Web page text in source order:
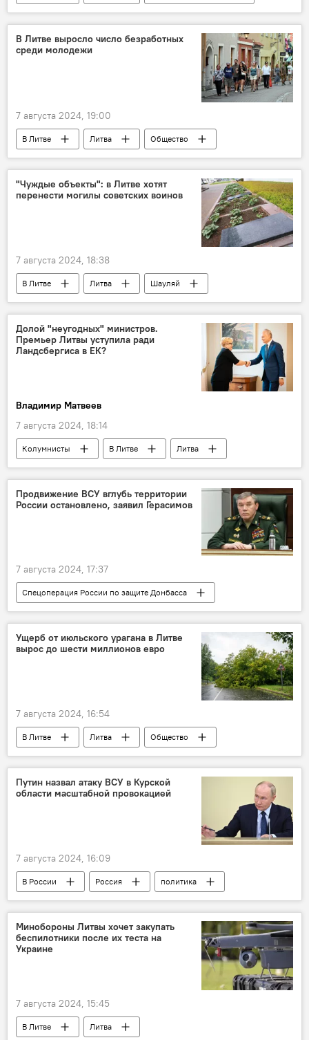
Минобороны Литвы
дрон
беспилотник
Общество
армия Литвы
В Литве выросло число безработных
среди молодежи
7 августа 2024, 19:00
В Литве Литва
Общество
общество
безработица
безработные
экономика
Экономика
"Чуждые объекты": в Литве хотят
перенести могилы советских воинов
7 августа 2024, 18:38
В Литве Литва
Шауляй
памятники советским воинам
снос советских памятников
Общество
память
захоронения
Долой "неугодных" министров.
Премьер Литвы уступила ради
Ландсбергиса в ЕК?
Владимир Матвеев
7 августа 2024, 18:14
Колумнисты В Литве
Литва
Политика
Общество
Европейская комиссия (ЕК)
Еврокомиссия (ЕК)
Гитанас Науседа
Выборы еврокомиссара в Литве
Продвижение ВСУ вглубь территории
России остановлено, заявил Герасимов
7 августа 2024, 17:37
Спецоперация России по защите Донбасса
В России
Россия
Валерий Герасимов
Политика
Общество
Украина
армия России
Ущерб от июльского урагана в Литве
вырос до шести миллионов евро
7 августа 2024, 16:54
В Литве Литва
Общество
общество
Политика
Июльский ураган в Литве
ущерб
моральный ущерб
Путин назвал атаку ВСУ в Курской
области масштабной провокацией
7 августа 2024, 16:09
В России Россия
политика
Политика
Общество
Украина
Владимир Путин
Минобороны Литвы хочет закупать
беспилотники после их теста на
Украине
7 августа 2024, 15:45
В Литве Литва